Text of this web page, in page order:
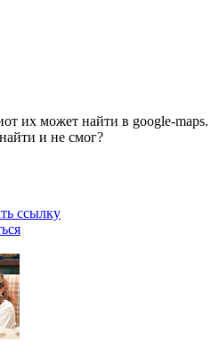
их может найти в google-maps.
и не смог?
ссылку